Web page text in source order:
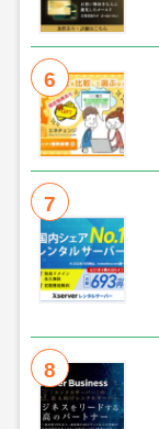
6
7
8